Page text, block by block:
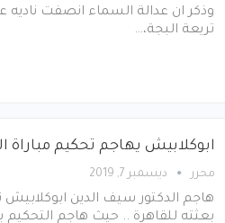
وذكر ان عدالة السماء انصفت ناديه
تريعة البجة،…
ابوكلابيش يهاجم تحكيم مباراة
محرر ديسمبر 7, 2019
هاجم الدكتور سيف الدين ابوكلابيش
بعثته للقاهرة .. حيث هاجم